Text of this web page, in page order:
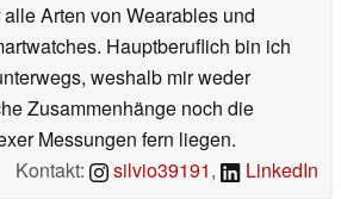
Arten von Wearables und
Hauptberuflich bin ich
weshalb mir weder
Zusammenhänge noch die
Messungen fern liegen.
Kontakt:
silvio39191, LinkedIn